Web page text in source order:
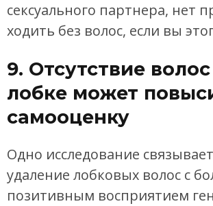
сексуального партнера, нет
ходить без волос, если вы
9. Отсутствие
лобке может
самооценку
Одно исследование
удаление лобковых волос с
позитивным восприятием